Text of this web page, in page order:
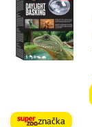
značka